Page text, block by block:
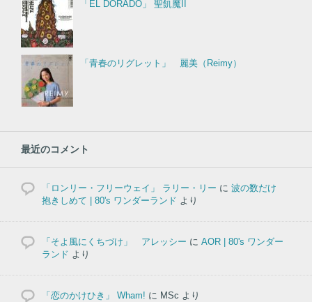
「EL DORADO」 聖飢魔II
「青春のリグレット」 麗美（Reimy）
最近のコメント
「ロンリー・フリーウェイ」 ラリー・リー に 波の数だけ
抱きしめて | 80's ワンダーランド より
「そよ風にくちづけ」 アレッシー に AOR | 80's ワンダー
ランド より
「恋のかけひき」 Wham! に MSc より